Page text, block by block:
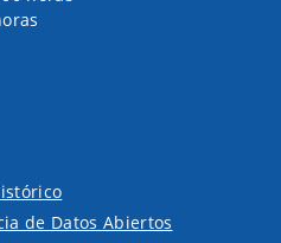
de Datos Abiertos